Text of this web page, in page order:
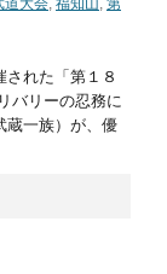
道大会, 福知山, 第
された「第１８
バリーの忍務に
蔵一族）が、優